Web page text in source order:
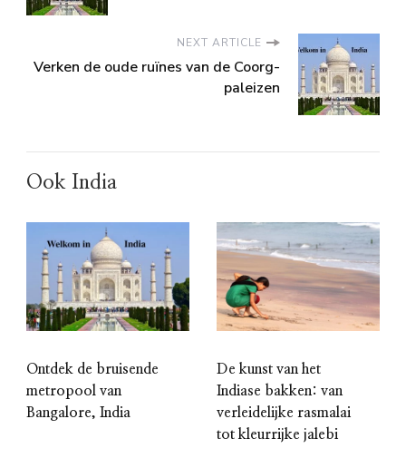
NEXT ARTICLE
Verken de oude ruïnes van de Coorg-
paleizen
Ook India
Ontdek de bruisende
metropool van
Bangalore, India
De kunst van het
Indiase bakken: van
verleidelijke rasmalai
tot kleurrijke jalebi